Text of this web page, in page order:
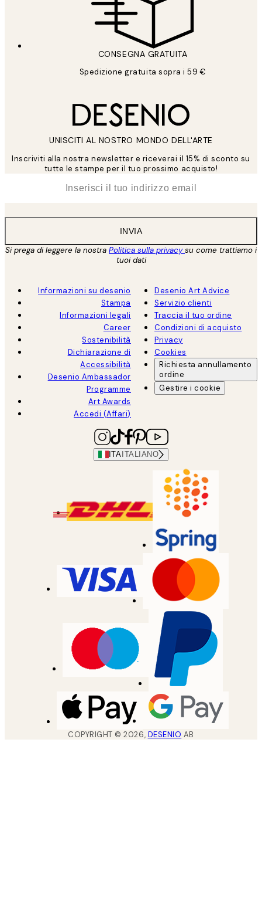
CONSEGNA GRATUITA
Spedizione gratuita sopra i 59 €
UNISCITI AL NOSTRO MONDO DELL'ARTE
Inscriviti alla nostra newsletter e riceverai il 15% di sconto su
tutte le stampe per il tuo prossimo acquisto!
INVIA
Si prega di leggere la nostra Politica sulla privacysu come trattiamo i
tuoi dati
Informazioni su desenio
Stampa
Informazioni legali
Career
Sostenibilità
Dichiarazione di
Accessibilità
Desenio Ambassador
Programme
Art Awards
Accedi (Affari)
Desenio Art Advice
Servizio clienti
Traccia il tuo ordine
Condizioni di acquisto
Privacy
Cookies
Richiesta annullamento
ordine
Gestire i cookie
ITA ITALIANO
COPYRIGHT ©2026, DESENIO AB